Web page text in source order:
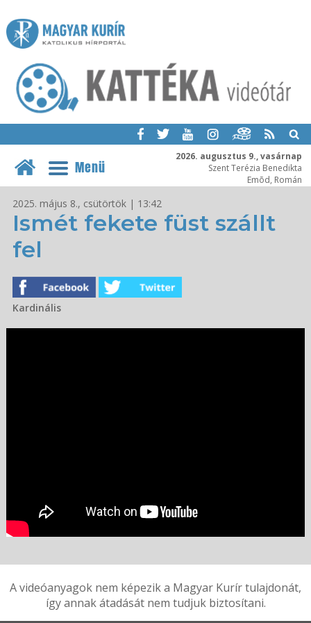
2026. augusztus 9., vasárnap
Szent Terézia Benedikta
Emõd, Román
Menü
2025. május 8., csütörtök | 13:42
Ismét fekete füst szállt
fel
Kardinális
A videóanyagok nem képezik a Magyar Kurír tulajdonát,
így annak átadását nem tudjuk biztosítani.